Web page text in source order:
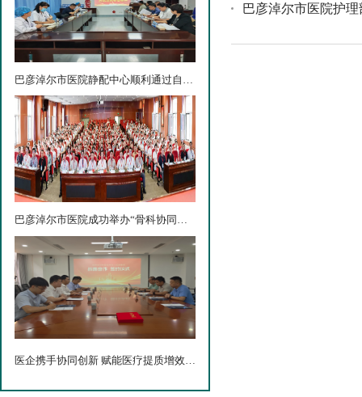
巴彦淖尔市医院成功举办“骨科协同创新与成果转化高质量...
巴彦淖尔市医院护